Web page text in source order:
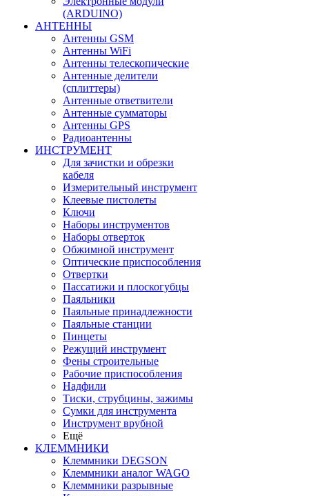
(ARDUINO)
АНТЕННЫ
Антенны GSM
Антенны WiFi
Антенны телескопические
Антенные делители
(сплиттеры)
Антенные ответвители
Антенные сумматоры
Антенны GPS
Радиоантенны
ИНСТРУМЕНТ
Для зачистки и обрезки
кабеля
Измерительный инструмент
Клеевые пистолеты
Ключи
Наборы инструментов
Наборы отверток
Обжимной инструмент
Оптические приспособления
Отвертки
Пассатижи и плоскогубцы
Паяльники
Паяльные принадлежности
Паяльные станции
Пинцеты
Режущий инструмент
Фены строительные
Рабочие приспособления
Надфили
Тиски, струбцины, зажимы
Сумки для инструмента
Инструмент врубной
Ещё
КЛЕММНИКИ
Клеммники DEGSON
Клеммники аналог WAGO
Клеммники разрывные